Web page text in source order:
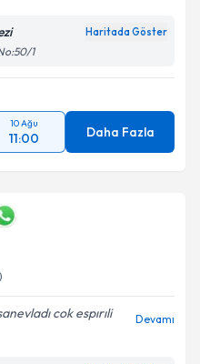
Haritada Göster
1
10 Ağu
11:00 Daha Fazla
cok espırıli
Devamı